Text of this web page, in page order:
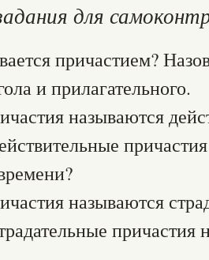
для
причастием?
и прилагательного.
называются
называются